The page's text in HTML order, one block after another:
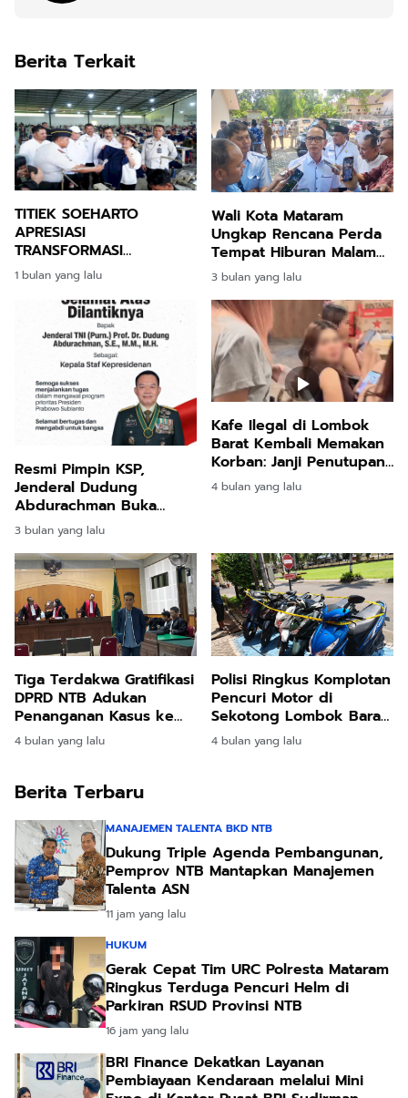
Berita Terkait
TITIEK SOEHARTO
APRESIASI
TRANSFORMASI
NUSAKAMBANGAN
1 bulan yang lalu
Wali Kota Mataram
Ungkap Rencana Perda
Tempat Hiburan Malam
di Halal bi Halal PWI NTB
3 bulan yang lalu
Resmi Pimpin KSP,
Jenderal Dudung
Abdurachman Buka
Aduan 24 Jam Kawal
Program Prabowo
3 bulan yang lalu
Kafe Ilegal di Lombok
Barat Kembali Memakan
Korban: Janji Penutupan
Bupati Hanya Omon
4 bulan yang lalu
Tiga Terdakwa Gratifikasi
DPRD NTB Adukan
Penanganan Kasus ke
Jaksa Agung dan
Ombudsman RI
4 bulan yang lalu
Polisi Ringkus Komplotan
Pencuri Motor di
Sekotong Lombok Barat,
Dua Pelaku Utama
Diamankan
4 bulan yang lalu
Berita Terbaru
MANAJEMEN TALENTA BKD NTB
Dukung Triple Agenda Pembangunan,
Pemprov NTB Mantapkan Manajemen
Talenta ASN
11 jam yang lalu
HUKUM
Gerak Cepat Tim URC Polresta Mataram
Ringkus Terduga Pencuri Helm di
Parkiran RSUD Provinsi NTB
16 jam yang lalu
BRI Finance Dekatkan Layanan
Pembiayaan Kendaraan melalui Mini